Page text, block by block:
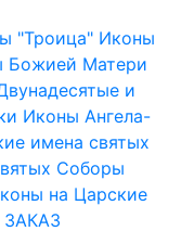
"Троица" Иконы
Божией Матери
и
Иконы Ангела-
имена святых
Соборы
на Царские